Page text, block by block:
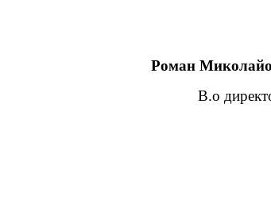
Роман
В.о